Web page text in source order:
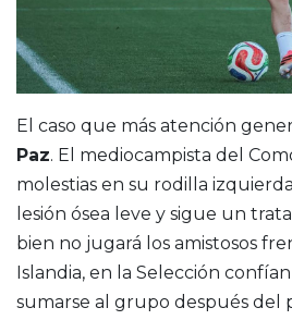
El caso que más atención
Paz. El mediocampista del
molestias en su rodilla
lesión ósea leve y sigue un
bien no jugará los amistosos
Islandia, en la Selección
sumarse al grupo después